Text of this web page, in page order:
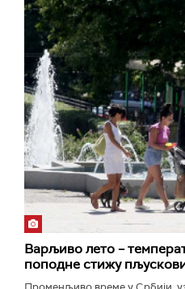
Варљиво лето –
поподне стижу